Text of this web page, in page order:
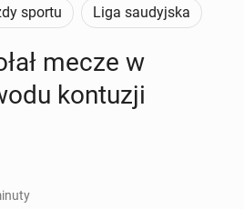
sportu Liga saudyjska
mecze w
kon­tu­zji